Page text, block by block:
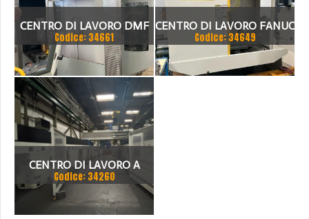
CENTRO DI LAVORO DMF
220 LINEAR
Codice: 34661
CENTRO DI LAVORO FANUC
Codice: 34649
CENTRO DI LAVORO A
PORTALE CNC
Codice: 34260